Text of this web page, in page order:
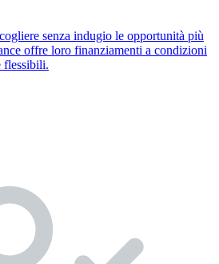
senza indugio le opportunità più
offre loro finanziamenti a condizioni
flessibili.